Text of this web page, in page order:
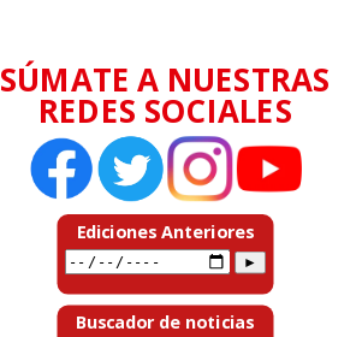
SÚMATE A NUESTRAS
REDES SOCIALES
Ediciones Anteriores
Buscador de noticias